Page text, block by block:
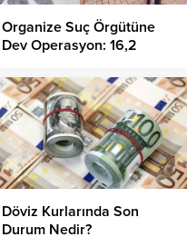
Organize Suç Örgütüne
Dev Operasyon: 16,2
Varlığına El Konuldu!
Döviz Kurlarında Son
Durum Nedir?